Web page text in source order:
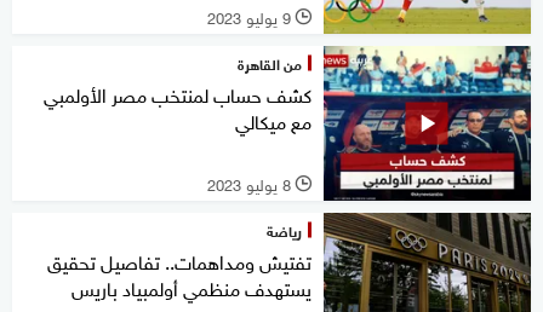
l 9 يوليو 2023
من القاهرة
كشف حساب لمنتخب مصر الأولمبي
مع ميكالي
l 8 يوليو 2023
رياضة
تفتيش ومداهمات.. تفاصيل تحقيق
يستهدف منظمي أولمبياد باريس